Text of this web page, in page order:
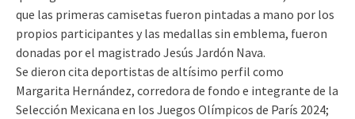
que las primeras camisetas fueron pintadas a mano por los
propios participantes y las medallas sin emblema, fueron
donadas por el magistrado Jesús Jardón Nava.
Se dieron cita deportistas de altísimo perfil como
Margarita Hernández, corredora de fondo e integrante de la
Selección Mexicana en los Juegos Olímpicos de París 2024;